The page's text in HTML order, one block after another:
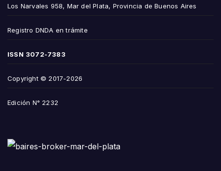
Los Narvales 958, Mar del Plata, Provincia de Buenos Aires
Registro DNDA en trámite
ISSN 3072-7383
Copyright © 2017-2026
Edición N° 2232